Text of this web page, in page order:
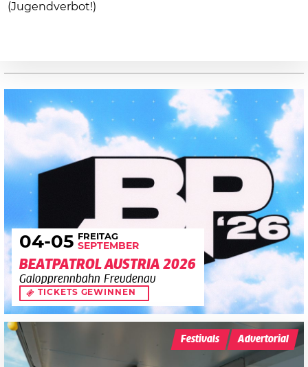
(Jugendverbot!)
04-05 FREITAG
SEPTEMBER
BEATPATROL AUSTRIA 2026
Galopprennbahn Freudenau
TICKETS GEWINNEN
Festivals Advertorial